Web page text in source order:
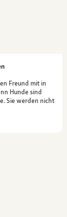
Freund mit in
Hunde sind
Sie werden nicht